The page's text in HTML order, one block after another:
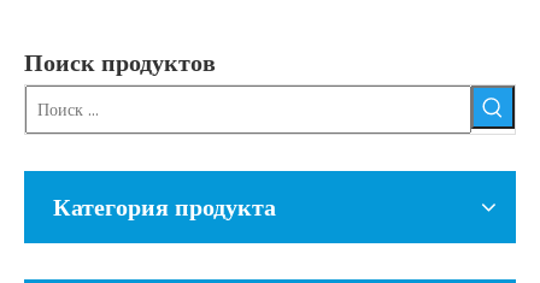
Поиск продуктов
Категория продукта